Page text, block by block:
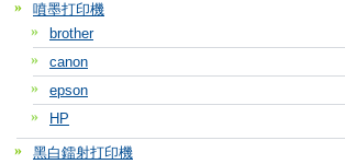
噴墨打印機
brother
canon
epson
HP
黑白鐳射打印機